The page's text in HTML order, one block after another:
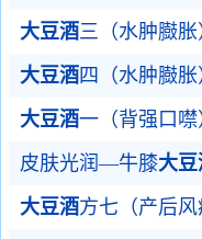
大豆酒三（水肿臌胀
大豆酒四（水肿臌胀
大豆酒一（背强口噤
皮肤光润—牛膝大豆
大豆酒方七（产后风